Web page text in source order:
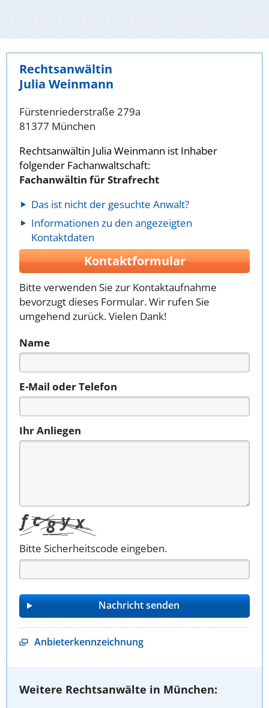
Rechtsanwältin
Julia Weinmann
Fürstenriederstraße 279a
81377 München
Rechtsanwältin Julia Weinmann ist Inhaber
folgender Fachanwaltschaft:
Fachanwältin für Strafrecht
Das ist nicht der gesuchte Anwalt?
Informationen zu den angezeigten
Kontaktdaten
Kontaktformular
Bitte verwenden Sie zur Kontaktaufnahme
bevorzugt dieses Formular. Wir rufen Sie
umgehend zurück. Vielen Dank!
Name
E-Mail oder Telefon
Ihr Anliegen
Bitte Sicherheitscode eingeben.
Anbieterkennzeichnung
Weitere Rechtsanwälte in München: